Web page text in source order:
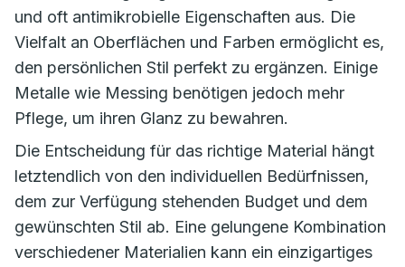
und oft antimikrobielle Eigenschaften aus. Die
Vielfalt an Oberflächen und Farben ermöglicht es,
den persönlichen Stil perfekt zu ergänzen. Einige
Metalle wie Messing benötigen jedoch mehr
Pflege, um ihren Glanz zu bewahren.
Die Entscheidung für das richtige Material hängt
letztendlich von den individuellen Bedürfnissen,
dem zur Verfügung stehenden Budget und dem
gewünschten Stil ab. Eine gelungene Kombination
verschiedener Materialien kann ein einzigartiges